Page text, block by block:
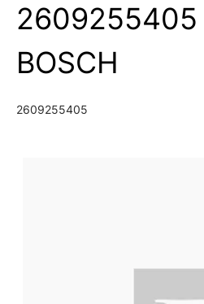
2609255405
BOSCH
2609255405